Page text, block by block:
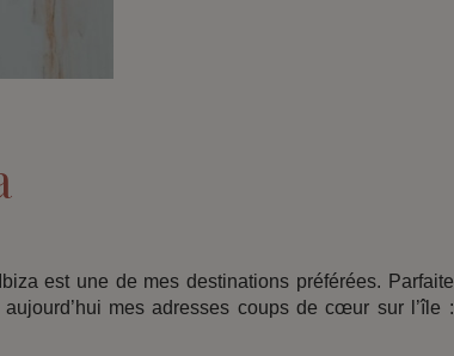
est une de mes destinations préférées. Parfaite
mes adresses coups de cœur sur l’île :